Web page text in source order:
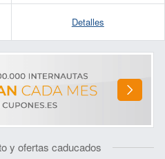
Detalles
y ofertas caducados